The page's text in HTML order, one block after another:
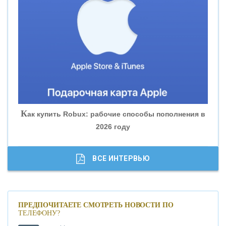
«ВНЕШПРОМБАНК»
«БАНК ГЛОБЭКС»
«СОВКОМБАНК»
«ГАЗПРОМБАНК»
«МОСКОВСКИЙ КРЕДИТНЫЙ БАНК»
Как купить Robux: рабочие способы пополнения в
2026 году
ВСЕ ИНТЕРВЬЮ
ПРЕДПОЧИТАЕТЕ СМОТРЕТЬ НОВОСТИ ПО
ТЕЛЕФОНУ?